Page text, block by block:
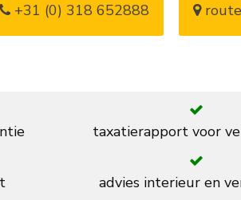
+31 (0) 318 652888
taxatierapport voor
advies interieur en